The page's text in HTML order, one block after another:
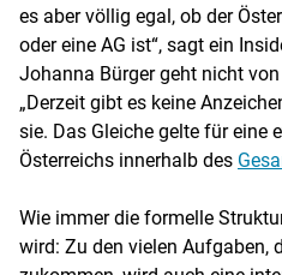
es aber völlig egal, ob der
oder eine AG ist“, sagt ein
Johanna Bürger geht nicht
„Derzeit gibt es keine
sie. Das Gleiche gelte für eine
Österreichs innerhalb des
Wie immer die formelle
wird: Zu den vielen Aufgaben,